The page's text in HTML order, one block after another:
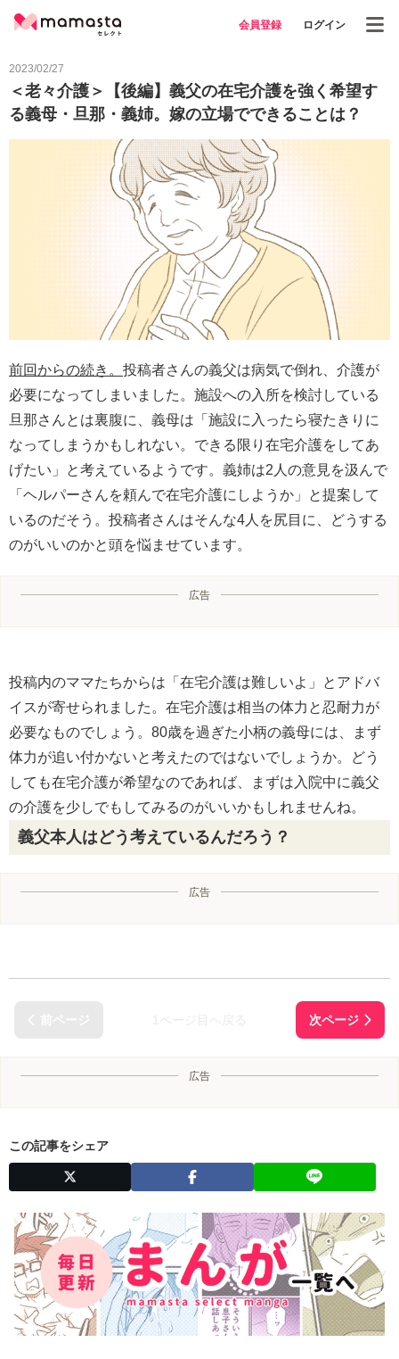
会員登録 ログイン
2023/02/27
＜老々介護＞【後編】義父の在宅介護を強く希望す
る義母・旦那・義姉。嫁の立場でできることは？
前回からの続き。 投稿者さんの義父は病気で倒れ、介護が
必要になってしまいました。施設への入所を検討している
旦那さんとは裏腹に、義母は「施設に入ったら寝たきりに
なってしまうかもしれない。できる限り在宅介護をしてあ
げたい」と考えているようです。義姉は2人の意見を汲んで
「ヘルパーさんを頼んで在宅介護にしようか」と提案して
いるのだそう。投稿者さんはそんな4人を尻目に、どうする
のがいいのかと頭を悩ませています。
広告
投稿内のママたちからは「在宅介護は難しいよ」とアドバ
イスが寄せられました。在宅介護は相当の体力と忍耐力が
必要なものでしょう。80歳を過ぎた小柄の義母には、まず
体力が追い付かないと考えたのではないでしょうか。どう
しても在宅介護が希望なのであれば、まずは入院中に義父
の介護を少しでもしてみるのがいいかもしれませんね。
義父本人はどう考えているんだろう？
広告
広告
この記事をシェア